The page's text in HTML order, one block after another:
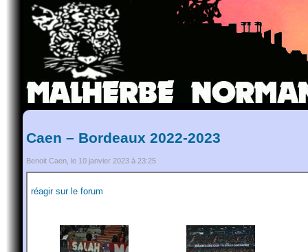
Caen – Bordeaux 2022-2023
Benoit Caen, le 10 janvier 2023 à 23:25
réagir sur le forum